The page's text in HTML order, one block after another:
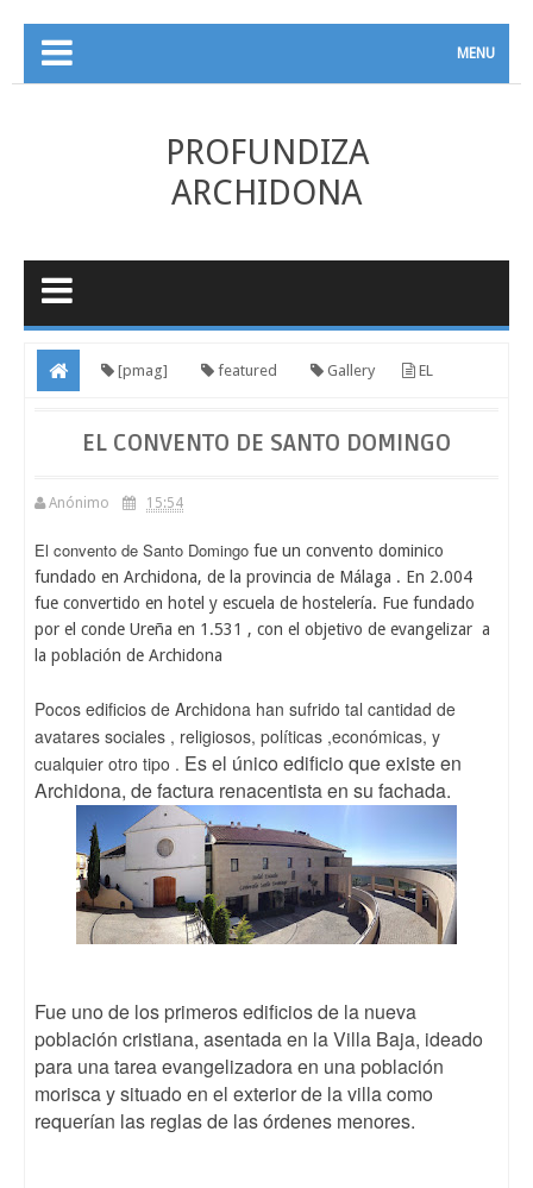
MENU
PROFUNDIZA
ARCHIDONA
[pmag] featured Gallery EL
EL CONVENTO DE SANTO DOMINGO
Anónimo 15:54
El convento de Santo Domingo fue un convento dominico
fundado en Archidona, de la provincia de Málaga . En 2.004
fue convertido en hotel y escuela de hostelería. Fue fundado
por el conde Ureña en 1.531 , con el objetivo de evangelizar a
la población de Archidona
Pocos edificios de Archidona han sufrido tal cantidad de
avatares sociales , religiosos, políticas ,económicas, y
cualquier otro tipo . Es el único edificio que existe en
Archidona, de factura renacentista en su fachada.
Fue uno de los primeros edificios de la nueva
población cristiana, asentada en la Villa Baja, ideado
para una tarea evangelizadora en una población
morisca y situado en el exterior de la villa como
requerían las reglas de las órdenes menores.